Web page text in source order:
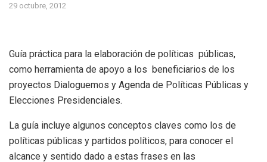
29 octubre, 2012
Guía práctica para la elaboración de políticas públicas,
como herramienta de apoyo a los beneficiarios de los
proyectos Dialoguemos y Agenda de Políticas Públicas y
Elecciones Presidenciales.
La guía incluye algunos conceptos claves como los de
políticas públicas y partidos políticos, para conocer el
alcance y sentido dado a estas frases en las